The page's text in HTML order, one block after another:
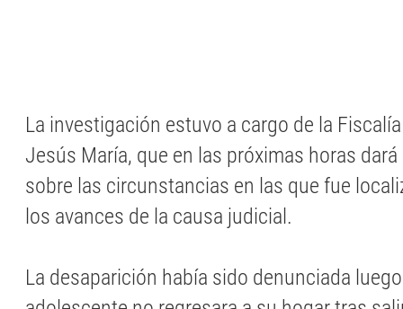
La investigación estuvo a cargo de la
Jesús María, que en las próximas horas
sobre las circunstancias en las que fue
los avances de la causa judicial.
La desaparición había sido denunciada